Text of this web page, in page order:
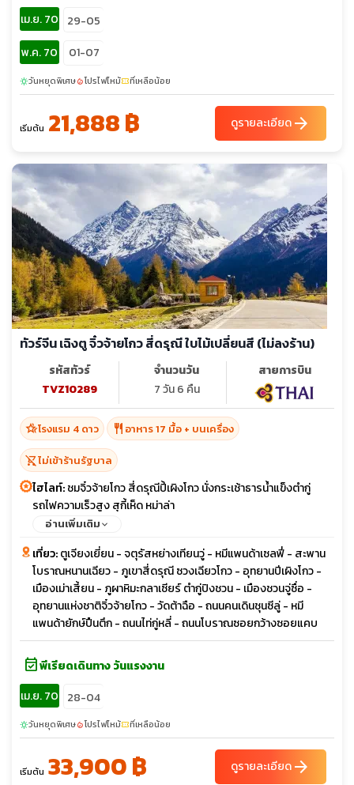
เม.ย. 70
29-05
พ.ค. 70
01-07
sunnyวันหยุดพิเศษlocal_fire_departmentโปรไฟไหม้confirmation_numberที่เหลือน้อย
เริ่มต้น 21,888 ฿ ดูรายละเอียดarrow_forward
ทัวร์จีน เฉิงตู จิ๋วจ้ายโกว สี่ดรุณี ใบไม้เปลี่ยนสี (ไม่ลงร้าน)
รหัสทัวร์
TVZ10289
จำนวนวัน
7 วัน 6 คืน
สายการบิน
hotel_classโรงแรม 4 ดาว restaurant อาหาร 17 มื้อ + บนเครื่อง
shopping_cart_offไม่เข้าร้านรัฐบาล
ไฮไลท์:ชมจิ๋วจ้ายโกว สี่ดรุณีปี้เผิงโกว นั่งกระเช้าธารน้ำแข็งตำกู่
รถไฟความเร็วสูง สุกี้เห็ด หม่าล่า
อ่านเพิ่มเติม
เที่ยว:ตูเจียงเยี่ยน - จตุรัสหย่างเทียนวู่ - หมีแพนด้าเซลฟี่ - สะพาน
โบราณหนานเฉียว - ภูเขาสี่ดรุณี ซวงเฉียวโกว - อุทยานปีเผิงโกว -
เมืองเม่าเสี้ยน - ภูผาหิมะกลาเซียร์ ตำกู่ปิงชวน - เมืองชวนจู่ซื่อ -
อุทยานแห่งชาติจิ๋วจ้ายโกว - วัดต้าฉือ - ถนนคนเดินชุนซีลู่ - หมี
แพนด้ายักษ์ปืนตึก - ถนนไท่กู่หลี่ - ถนนโบราณซอยกว้างซอยแคบ
event_availableพีเรียดเดินทาง วันแรงงาน
เม.ย. 70
28-04
sunnyวันหยุดพิเศษlocal_fire_departmentโปรไฟไหม้confirmation_numberที่เหลือน้อย
เริ่มต้น 33,900 ฿ ดูรายละเอียดarrow_forward